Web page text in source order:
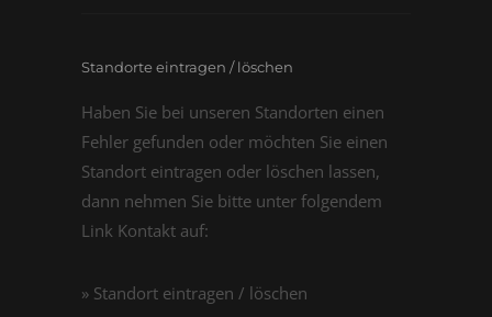
Standorte eintragen / löschen
Haben Sie bei unseren Standorten einen
Fehler gefunden oder möchten Sie einen
Standort eintragen oder löschen lassen,
dann nehmen Sie bitte unter folgendem
Link Kontakt auf:
» Standort eintragen / löschen